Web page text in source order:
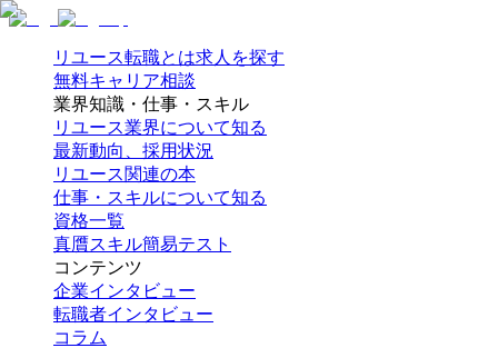
リユース転職とは求人を探す
無料キャリア相談
業界知識・仕事・スキル
リユース業界について知る
最新動向、採用状況
リユース関連の本
仕事・スキルについて知る
資格一覧
真贋スキル簡易テスト
コンテンツ
企業インタビュー
転職者インタビュー
コラム